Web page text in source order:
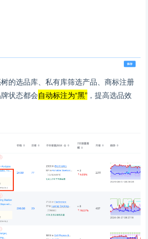
的选品库、私有库筛选产品、商标注册
状态都会自动标注为“黑” ，提高选品效